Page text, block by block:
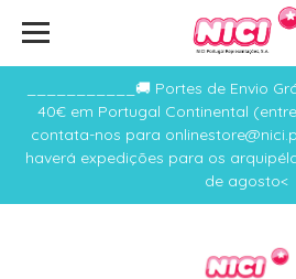
___________🚚 Portes de Envio
40€ em Portugal Continental
contata-nos para
haverá expedições para os
de agosto<